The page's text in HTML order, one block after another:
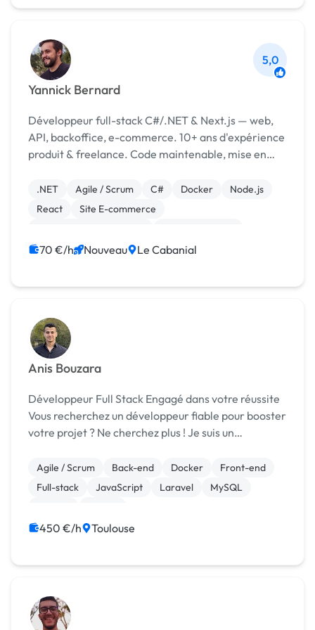
Yannick Bernard
5,0
Développeur full-stack C#/.NET & Next.js — web,
API, backoffice, e-commerce. 10+ ans d'expérience
produit & freelance. Code maintenable, mise en
.NET Agile / Scrum C# Docker
Node.js
React
Site E-commerce
Migration ou refonte de site
70 €/h Nouveau Le Cabanial
Anis Bouzara
Développeur Full Stack Engagé dans votre réussite
Vous recherchez un développeur fiable pour booster
votre projet ? Ne cherchez plus ! Je suis un
fournir des solutions innovantes et perfor...
Agile / Scrum Back-end Docker
Front-end
Full-stack
JavaScript Laravel
MySQL
450 €/h Toulouse